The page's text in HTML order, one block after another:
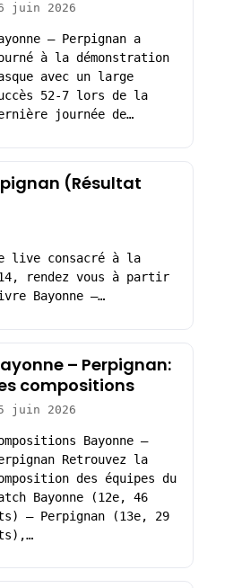
juin 2026
– Perpignan a
à la démonstration
avec un large
52-7 lors de la
journée de…
(Résultat
live consacré à la
rendez vous à partir
Bayonne –…
– Perpignan:
compositions
juin 2026
Bayonne –
Retrouvez la
des équipes du
Bayonne (12e, 46
– Perpignan (13e, 29